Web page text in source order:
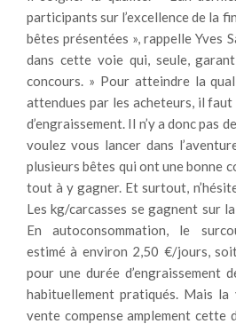
participants sur l’excellence de la
bêtes présentées », rappelle Yves
dans cette voie qui, seule,
concours. » Pour atteindre la
attendues par les acheteurs, il
d’engraissement. Il n’y a donc pas
voulez vous lancer dans
plusieurs bêtes qui ont une bonne
tout à y gagner. Et surtout,
Les kg/carcasses se gagnent sur
En autoconsommation, le
estimé à environ 2,50 €/jours,
pour une durée d’engraissement
habituellement pratiqués. Mais
vente compense amplement cette